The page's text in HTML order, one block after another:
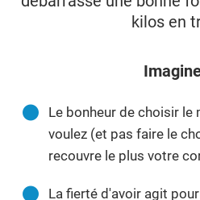
kilos en
Le bonheur de choisir le
voulez (et pas faire le
recouvre le plus votre
La fierté d'avoir agit